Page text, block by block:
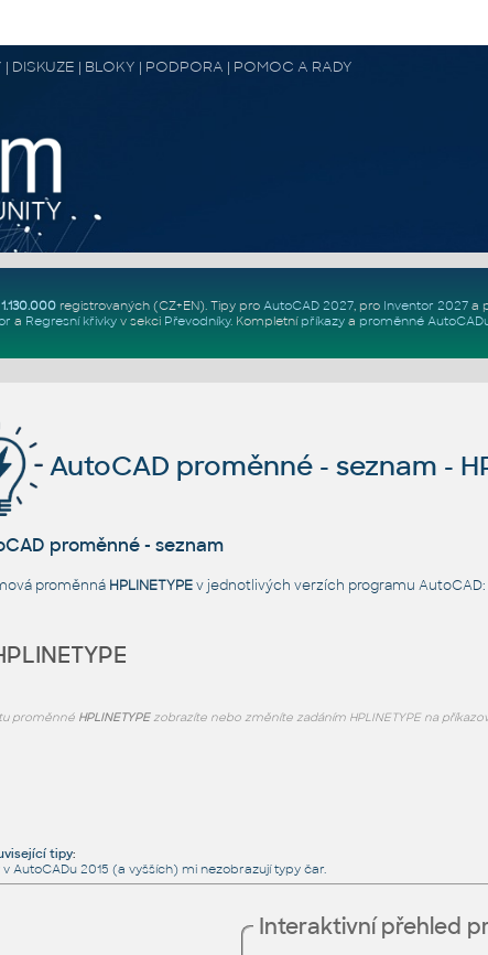
DISKUZE | BLOKY | PODPORA | POMOC A RADY
1.130.000registrovaných (CZ+EN). Tipy pro AutoCAD 2027, pro Inventor 2027a
a Regresní křivkyv sekci Převodníky. Kompletní příkazya proměnné
AutoCAD proměnné - seznam -
proměnné - seznam
proměnná HPLINETYPEv jednotlivých verzích programu AutoCAD:
proměnné HPLINETYPEzobrazíte nebo změníte zadáním HPLINETYPE na
tipy:
v AutoCADu 2015 (a vyšších) mi nezobrazují typy čar.
Interaktivní přehled